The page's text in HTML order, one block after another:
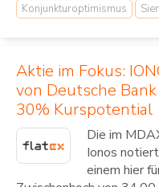
Konjunkturoptimismus
Aktie im Fokus:
von Deutsche
30% Kurspotential
Die im
Ionos
einem hier